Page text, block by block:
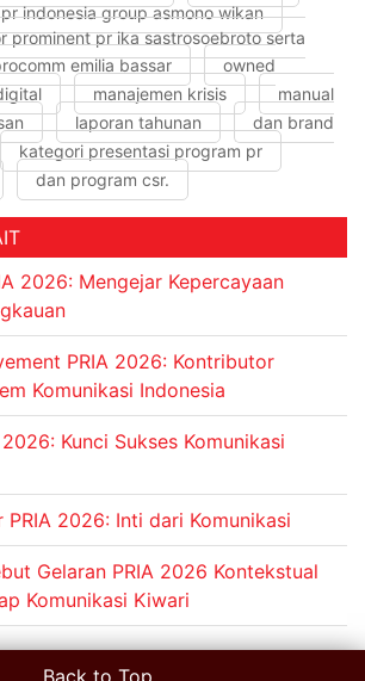
indonesia group asmono wikan
prominent pr ika sastrosoebroto serta
emilia bassar
owned
manajemen krisis
manual
laporan tahunan
dan brand
kategori presentasi program pr
dan program csr.
2026: Mengejar Kepercayaan
PRIA 2026: Kontributor
Komunikasi Indonesia
2026: Kunci Sukses Komunikasi
PRIA 2026: Inti dari Komunikasi
Gelaran PRIA 2026 Kontekstual
Komunikasi Kiwari
Back to Top